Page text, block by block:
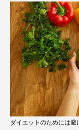
ダイエットのためには避